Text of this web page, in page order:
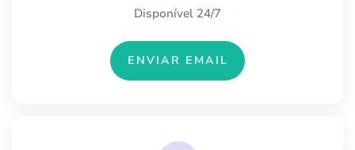
Disponível 24/7
ENVIAR EMAIL